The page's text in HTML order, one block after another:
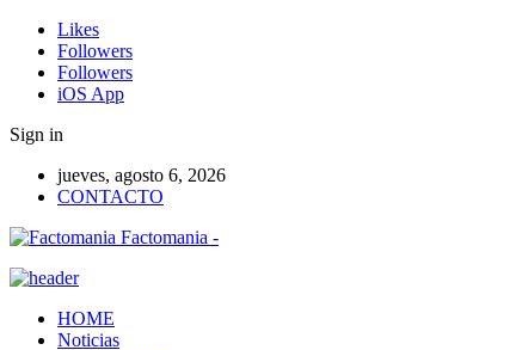
Likes
Followers
Followers
iOS App
Sign in
jueves, agosto 6, 2026
CONTACTO
Factomania -
HOME
Noticias